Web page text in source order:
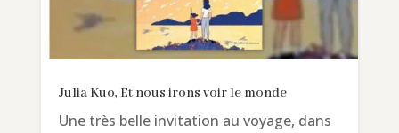
Julia Kuo, Et nous irons voir le monde
Une très belle invitation au voyage, dans